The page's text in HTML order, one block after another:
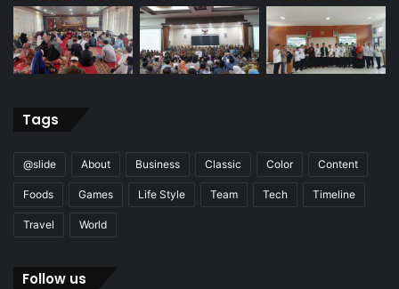
Tags
@slide About Business Classic Color Content
Foods Games Life Style Team Tech Timeline
Travel World
Follow us